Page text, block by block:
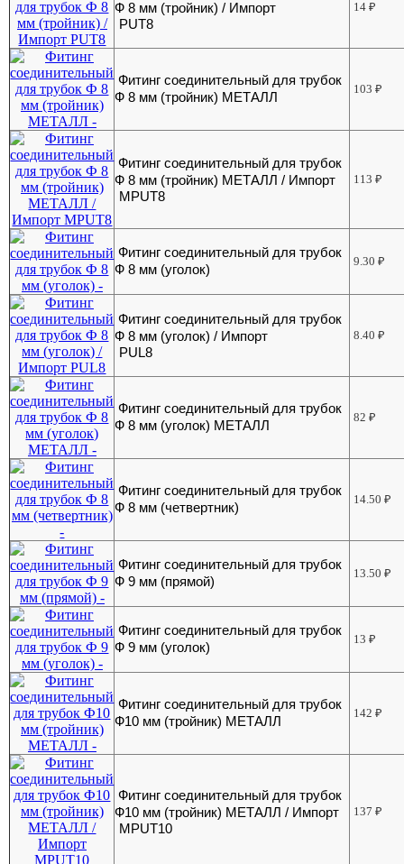
Ф 8 мм (тройник) / Импорт
PUT8
14₽
Фитинг соединительный для трубок
Ф 8 мм (тройник) МЕТАЛЛ
103₽
Фитинг соединительный для трубок
Ф 8 мм (тройник) МЕТАЛЛ / Импорт
MPUT8
113₽
Фитинг соединительный для трубок
Ф 8 мм (уголок)
9.30₽
Фитинг соединительный для трубок
Ф 8 мм (уголок) / Импорт
PUL8
8.40₽
Фитинг соединительный для трубок
Ф 8 мм (уголок) МЕТАЛЛ
82₽
Фитинг соединительный для трубок
Ф 8 мм (четвертник)
14.50₽
Фитинг соединительный для трубок
Ф 9 мм (прямой)
13.50₽
Фитинг соединительный для трубок
Ф 9 мм (уголок)
13₽
Фитинг соединительный для трубок
Ф10 мм (тройник) МЕТАЛЛ
142₽
Фитинг соединительный для трубок
Ф10 мм (тройник) МЕТАЛЛ / Импорт
MPUT10
137₽